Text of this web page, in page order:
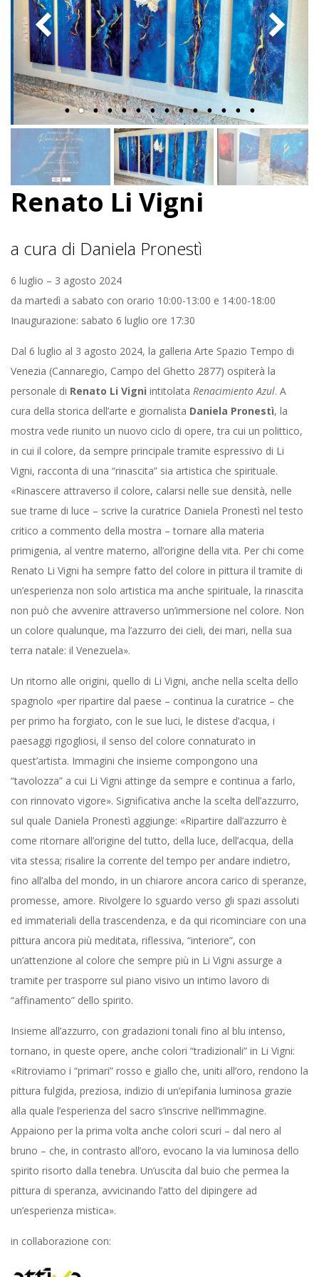
Z
O
T
E
M
P
O
Renato Li Vigni
a cura di Daniela Pronestì
6 luglio – 3 agosto 2024
da martedì a sabato con orario 10:00-13:00 e 14:00-18:00
Inaugurazione: sabato 6 luglio ore 17:30
Dal 6 luglio al 3 agosto 2024, la galleria Arte Spazio Tempo di
Venezia (Cannaregio, Campo del Ghetto 2877) ospiterà la
personale di Renato Li Vigni intitolata Renacimiento Azul. A
cura della storica dell’arte e giornalista Daniela Pronestì, la
mostra vede riunito un nuovo ciclo di opere, tra cui un polittico,
in cui il colore, da sempre principale tramite espressivo di Li
Vigni, racconta di una “rinascita” sia artistica che spirituale.
«Rinascere attraverso il colore, calarsi nelle sue densità, nelle
sue trame di luce – scrive la curatrice Daniela Pronestì nel testo
critico a commento della mostra – tornare alla materia
primigenia, al ventre materno, all’origine della vita. Per chi come
Renato Li Vigni ha sempre fatto del colore in pittura il tramite di
un’esperienza non solo artistica ma anche spirituale, la rinascita
non può che avvenire attraverso un’immersione nel colore. Non
un colore qualunque, ma l’azzurro dei cieli, dei mari, nella sua
terra natale: il Venezuela».
Un ritorno alle origini, quello di Li Vigni, anche nella scelta dello
spagnolo «per ripartire dal paese – continua la curatrice – che
per primo ha forgiato, con le sue luci, le distese d’acqua, i
paesaggi rigogliosi, il senso del colore connaturato in
quest’artista. Immagini che insieme compongono una
“tavolozza” a cui Li Vigni attinge da sempre e continua a farlo,
con rinnovato vigore». Significativa anche la scelta dell’azzurro,
sul quale Daniela Pronestì aggiunge: «Ripartire dall’azzurro è
come ritornare all’origine del tutto, della luce, dell’acqua, della
vita stessa; risalire la corrente del tempo per andare indietro,
fino all’alba del mondo, in un chiarore ancora carico di speranze,
promesse, amore. Rivolgere lo sguardo verso gli spazi assoluti
ed immateriali della trascendenza, e da qui ricominciare con una
pittura ancora più meditata, riflessiva, “interiore”, con
un’attenzione al colore che sempre più in Li Vigni assurge a
tramite per trasporre sul piano visivo un intimo lavoro di
“affinamento” dello spirito.
Insieme all’azzurro, con gradazioni tonali fino al blu intenso,
tornano, in queste opere, anche colori “tradizionali” in Li Vigni:
«Ritroviamo i “primari” rosso e giallo che, uniti all’oro, rendono la
pittura fulgida, preziosa, indizio di un’epifania luminosa grazie
alla quale l’esperienza del sacro s’inscrive nell’immagine.
Appaiono per la prima volta anche colori scuri – dal nero al
bruno – che, in contrasto all’oro, evocano la via luminosa dello
spirito risorto dalla tenebra. Un’uscita dal buio che permea la
pittura di speranza, avvicinando l’atto del dipingere ad
un’esperienza mistica».
in collaborazione con: